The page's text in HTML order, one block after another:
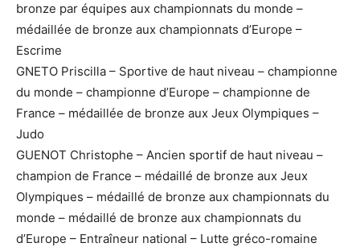
bronze par équipes aux championnats du monde –
médaillée de bronze aux championnats d’Europe –
Escrime
GNETO Priscilla – Sportive de haut niveau – championne
du monde – championne d’Europe – championne de
France – médaillée de bronze aux Jeux Olympiques –
Judo
GUENOT Christophe – Ancien sportif de haut niveau –
champion de France – médaillé de bronze aux Jeux
Olympiques – médaillé de bronze aux championnats du
monde – médaillé de bronze aux championnats du
d’Europe – Entraîneur national – Lutte gréco-romaine